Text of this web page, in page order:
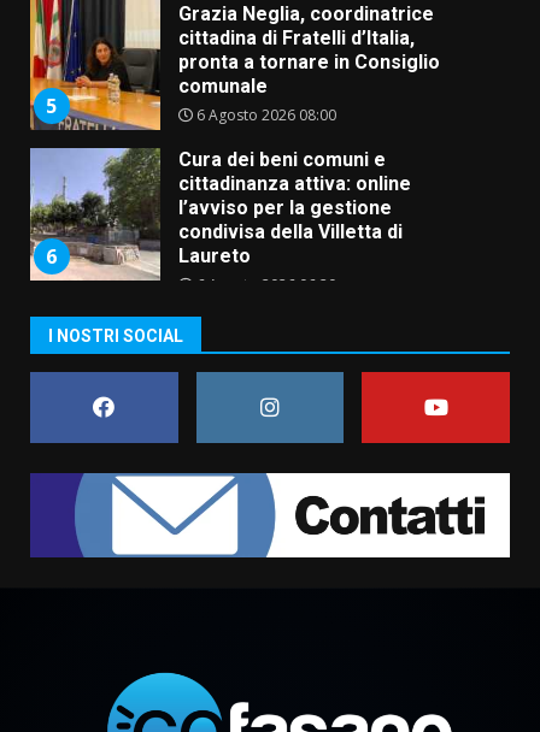
5
Grazia Neglia, coordinatrice
cittadina di Fratelli d’Italia,
pronta a tornare in Consiglio
comunale
6 Agosto 2026 08:00
6
Cura dei beni comuni e
cittadinanza attiva: online
l’avviso per la gestione
condivisa della Villetta di
Laureto
6 Agosto 2026 06:20
assoluta de “L’Albergo
Belvedere. Il rapimento”
6 Agosto 2026 06:15
1
Rivoluzione”: nuovo
appuntamento con “Fasano in
Banda”
campionato di calcio”
7 Agosto 2026 06:00
I NOSTRI SOCIAL